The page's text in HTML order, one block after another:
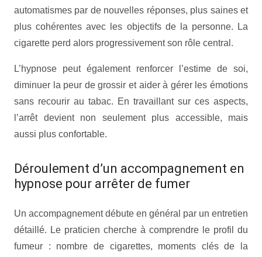
automatismes par de nouvelles réponses, plus saines et
plus cohérentes avec les objectifs de la personne. La
cigarette perd alors progressivement son rôle central.
L’hypnose peut également renforcer l’estime de soi,
diminuer la peur de grossir et aider à gérer les émotions
sans recourir au tabac. En travaillant sur ces aspects,
l’arrêt devient non seulement plus accessible, mais
aussi plus confortable.
Déroulement d’un accompagnement en
hypnose pour arrêter de fumer
Un accompagnement débute en général par un entretien
détaillé. Le praticien cherche à comprendre le profil du
fumeur : nombre de cigarettes, moments clés de la